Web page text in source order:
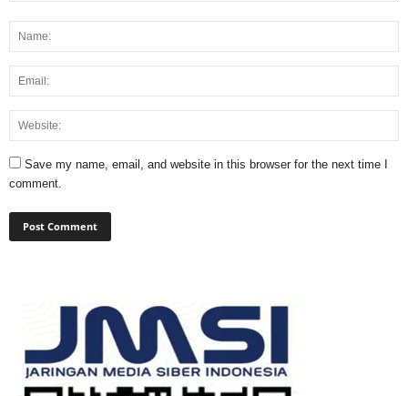
Save my name, email, and website in this browser for the next time I
comment.